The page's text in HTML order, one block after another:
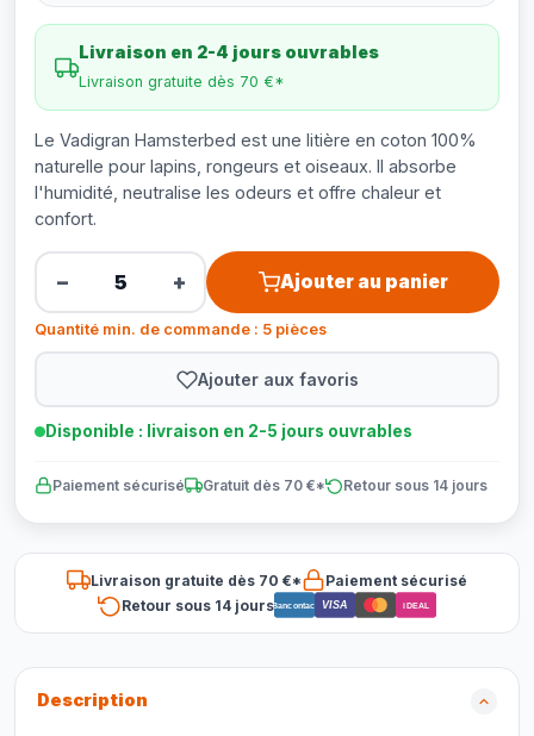
Livraison en 2-4 jours ouvrables
Livraison gratuite dès 70 €*
Le Vadigran Hamsterbed est une litière en coton 100%
naturelle pour lapins, rongeurs et oiseaux. Il absorbe
l'humidité, neutralise les odeurs et offre chaleur et
confort.
− + Ajouter au panier
Quantité min. de commande : 5 pièces
Ajouter aux favoris
Disponible : livraison en 2-5 jours ouvrables
Paiement sécurisé Gratuit dès 70 €* Retour sous 14 jours
Livraison gratuite dès 70 €*
Paiement sécurisé
Retour sous 14 joursBancontact VISA iDEAL
Description